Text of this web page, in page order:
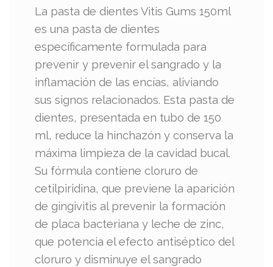
La pasta de dientes Vitis Gums 150ml
es una pasta de dientes
específicamente formulada para
prevenir y prevenir el sangrado y la
inflamación de las encías, aliviando
sus signos relacionados. Esta pasta de
dientes, presentada en tubo de 150
ml, reduce la hinchazón y conserva la
máxima limpieza de la cavidad bucal.
Su fórmula contiene cloruro de
cetilpiridina, que previene la aparición
de gingivitis al prevenir la formación
de placa bacteriana y leche de zinc,
que potencia el efecto antiséptico del
cloruro y disminuye el sangrado